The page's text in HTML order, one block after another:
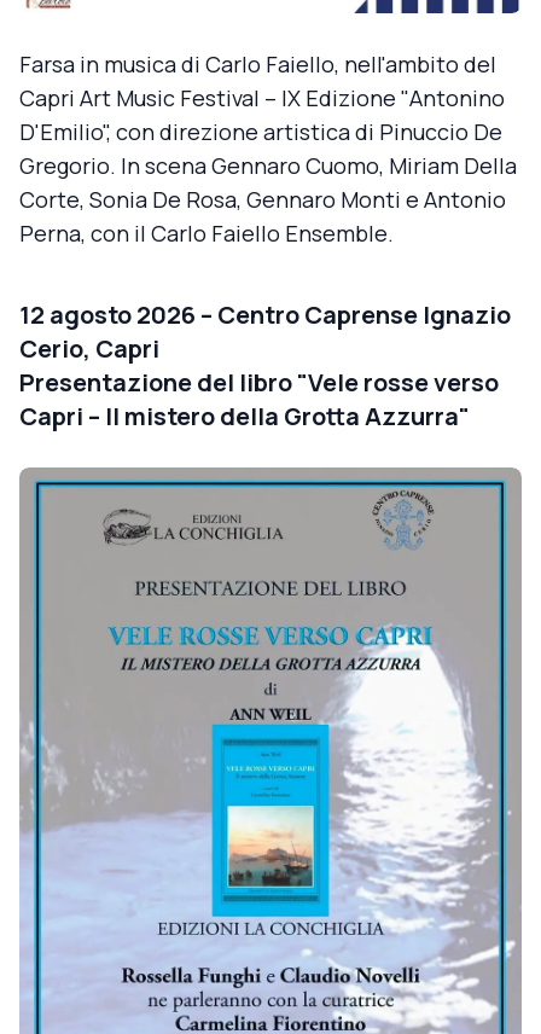
Farsa in musica di Carlo Faiello, nell'ambito del
Capri Art Music Festival – IX Edizione "Antonino
D'Emilio", con direzione artistica di Pinuccio De
Gregorio. In scena Gennaro Cuomo, Miriam Della
Corte, Sonia De Rosa, Gennaro Monti e Antonio
Perna, con il Carlo Faiello Ensemble.
12 agosto 2026 – Centro Caprense Ignazio
Cerio, Capri
Presentazione del libro "Vele rosse verso
Capri – Il mistero della Grotta Azzurra"